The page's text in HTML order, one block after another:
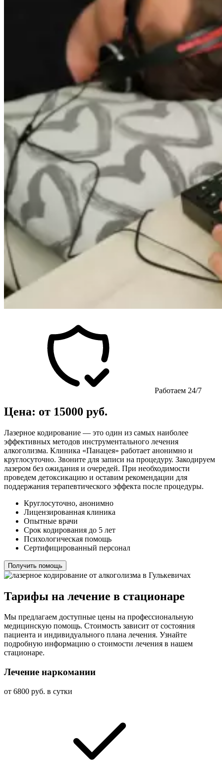
Работаем 24/7
Цена: от 15000 руб.
Лазерное кодирование — это один из самых наиболее
эффективных методов инструментального лечения
алкоголизма. Клиника «Панацея» работает анонимно и
круглосуточно. Звоните для записи на процедуру. Закодируем
лазером без ожидания и очередей. При необходимости
проведем детоксикацию и оставим рекомендации для
поддержания терапевтического эффекта после процедуры.
Круглосуточно, анонимно
Лицензированная клиника
Опытные врачи
Срок кодирования до 5 лет
Психологическая помощь
Сертифицированный персонал
Получить помощь
Тарифы на лечение в стационаре
Мы предлагаем доступные цены на профессиональную
медицинскую помощь. Стоимость зависит от состояния
пациента и индивидуального плана лечения. Узнайте
подробную информацию о стоимости лечения в нашем
стационаре.
Лечение наркомании
от 6800 руб. в сутки